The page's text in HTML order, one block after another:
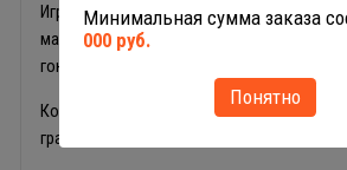
Игрушечный грузовик Полесье 78827
машинка с инерционным механизмом
гонок старше 2 лет.
Колёса тачки с полыми шинами,
градусов.
Минимальная сумма заказа
000 руб.
Понятно